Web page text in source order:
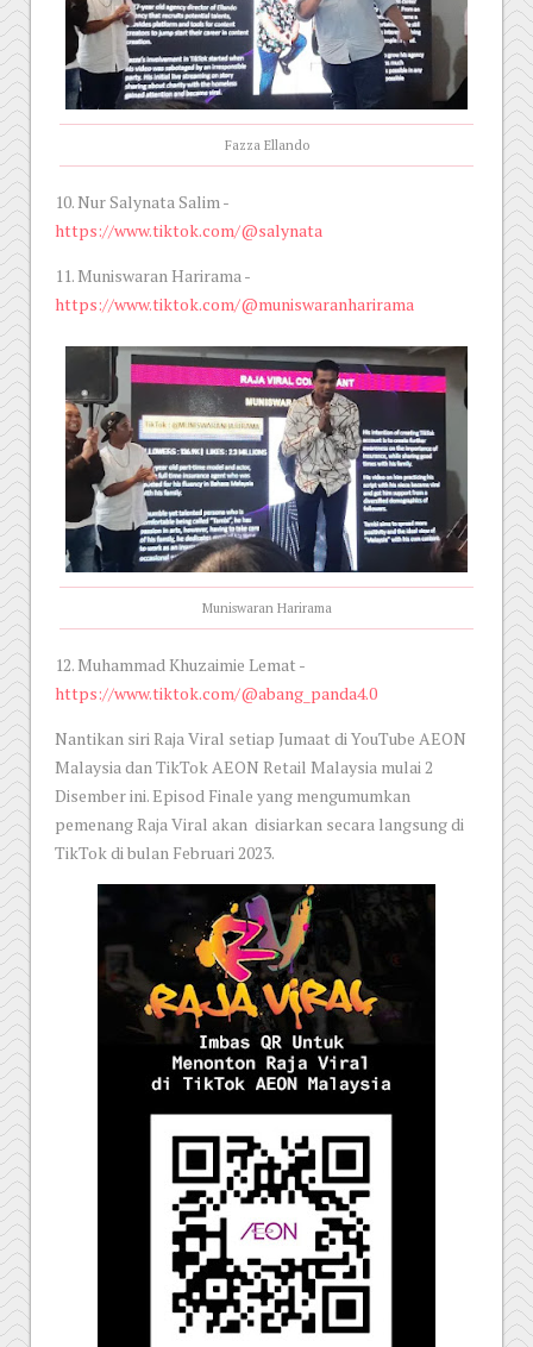
Fazza Ellando
10. Nur Salynata Salim -
https://www.tiktok.com/@salynata
11. Muniswaran Harirama -
https://www.tiktok.com/@muniswaranharirama
Muniswaran Harirama
12. Muhammad Khuzaimie Lemat -
https://www.tiktok.com/@abang_panda4.0
Nantikan siri Raja Viral setiap Jumaat di YouTube AEON
Malaysia dan TikTok AEON Retail Malaysia mulai 2
Disember ini. Episod Finale yang mengumumkan
pemenang Raja Viral akan disiarkan secara langsung di
TikTok di bulan Februari 2023.